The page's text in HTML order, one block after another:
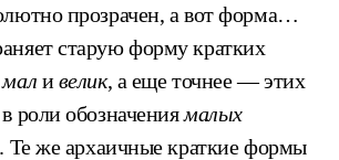
прозрачен, а вот форма…
старую форму кратких
мал ивелик, а еще точнее — этих
роли обозначениямалых
Те же архаичные краткие формы